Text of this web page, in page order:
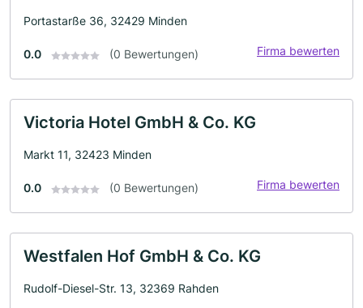
Portastarße 36, 32429 Minden
0.0 (0 Bewertungen) Firma bewerten
Victoria Hotel GmbH & Co. KG
Markt 11, 32423 Minden
0.0 (0 Bewertungen) Firma bewerten
Westfalen Hof GmbH & Co. KG
Rudolf-Diesel-Str. 13, 32369 Rahden